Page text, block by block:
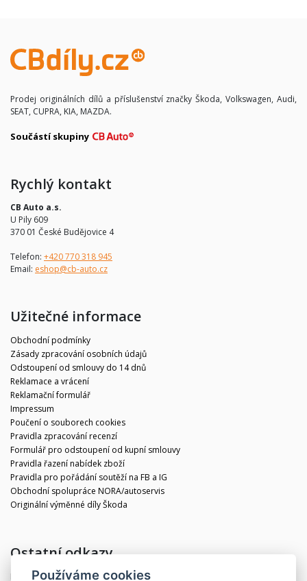
Prodej originálních dílů a příslušenství značky Škoda, Volkswagen, Audi,
SEAT, CUPRA, KIA, MAZDA.
Součástí skupiny
Rychlý kontakt
CB Auto a.s.
U Pily 609
370 01 České Budějovice 4
Telefon: +420 770 318 945
Email: eshop@cb-auto.cz
Užitečné informace
Obchodní podmínky
Zásady zpracování osobních údajů
Odstoupení od smlouvy do 14 dnů
Reklamace a vrácení
Reklamační formulář
Impressum
Poučení o souborech cookies
Pravidla zpracování recenzí
Formulář pro odstoupení od kupní smlouvy
Pravidla řazení nabídek zboží
Pravidla pro pořádání soutěží na FB a IG
Obchodní spolupráce NORA/autoservis
Originální výměnné díly Škoda
Ostatní odkazy
Blog Používáme cookies